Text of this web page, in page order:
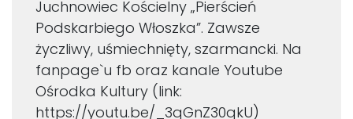
Juchnowiec Kościelny „Pierścień
Podskarbiego Włoszka”. Zawsze
życzliwy, uśmiechnięty, szarmancki. Na
fanpage`u fb oraz kanale Youtube
Ośrodka Kultury (link:
https://youtu.be/_3qGnZ30qkU)